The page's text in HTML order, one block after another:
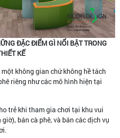
ĐẶC ĐIỂM GÌ NỔI BẬT TRONG
KẾ
không gian chứ không hề tách
riêng như các mô hình hiện tại
trẻ khi tham gia chơi tại khu vui
bán cà phê, và bán các dịch vụ